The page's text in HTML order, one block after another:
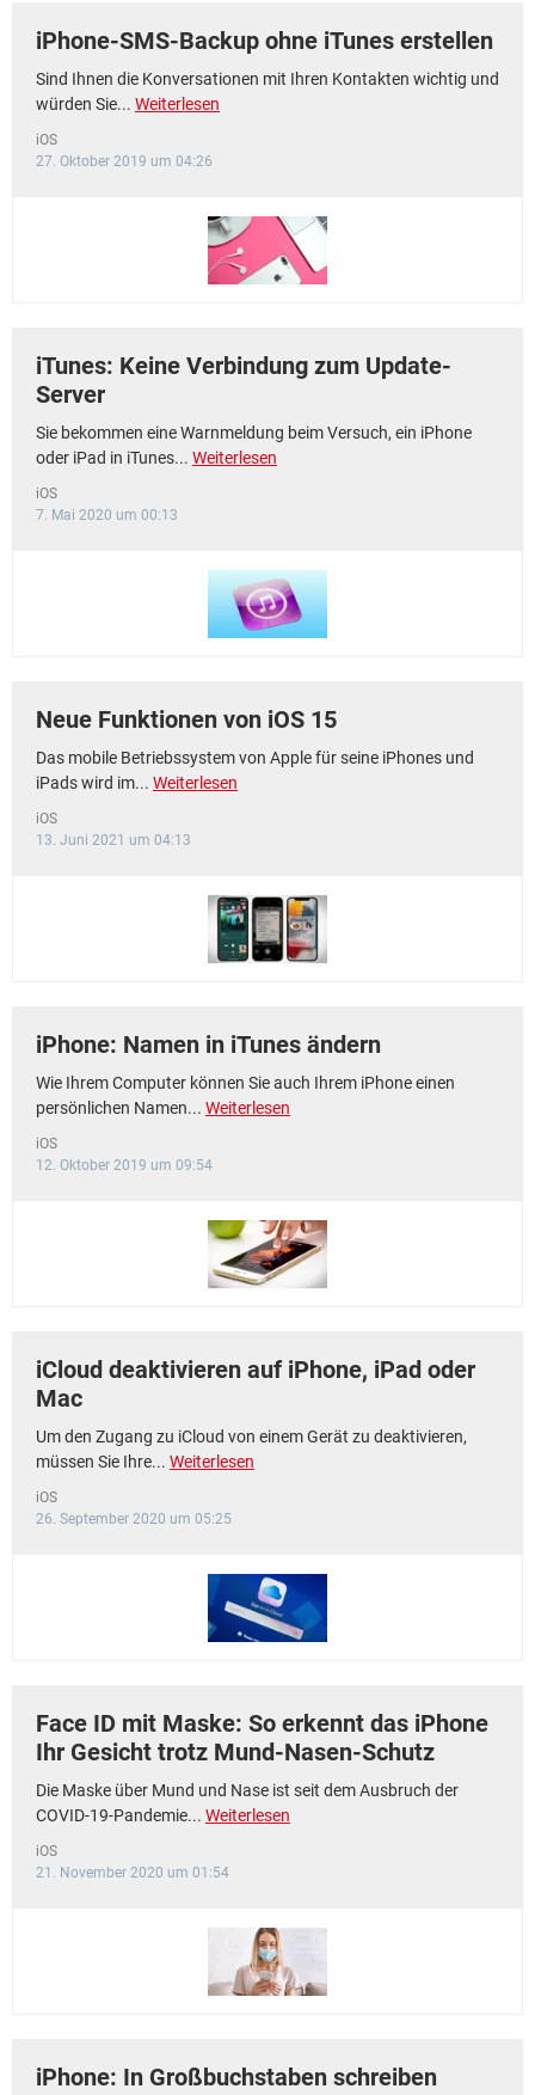
iPhone-SMS-Backup ohne iTunes erstellen
Sind Ihnen die Konversationen mit Ihren Kontakten wichtig und
würden Sie... Weiterlesen
iOS
27. Oktober 2019 um 04:26
iTunes: Keine Verbindung zum Update-
Server
Sie bekommen eine Warnmeldung beim Versuch, ein iPhone
oder iPad in iTunes... Weiterlesen
iOS
7. Mai 2020 um 00:13
Neue Funktionen von iOS 15
Das mobile Betriebssystem von Apple für seine iPhones und
iPads wird im... Weiterlesen
iOS
13. Juni 2021 um 04:13
iPhone: Namen in iTunes ändern
Wie Ihrem Computer können Sie auch Ihrem iPhone einen
persönlichen Namen... Weiterlesen
iOS
12. Oktober 2019 um 09:54
iCloud deaktivieren auf iPhone, iPad oder
Mac
Um den Zugang zu iCloud von einem Gerät zu deaktivieren,
müssen Sie Ihre... Weiterlesen
iOS
26. September 2020 um 05:25
Face ID mit Maske: So erkennt das iPhone
Ihr Gesicht trotz Mund-Nasen-Schutz
Die Maske über Mund und Nase ist seit dem Ausbruch der
COVID-19-Pandemie... Weiterlesen
iOS
21. November 2020 um 01:54
iPhone: In Großbuchstaben schreiben